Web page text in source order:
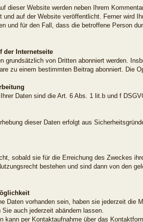
dieser Website werden neben Ihrem
und auf der Website veröffentlicht. Ferner wird
und für den Fall, dass die betroffene Person
der Internetseite
grundsätzlich von Dritten abonniert werden.
zu einem bestimmten Beitrag abonniert. Die
Daten sind die Art. 6 Abs. 1 lit.b und f
dieser Daten erfolgt aus
sobald sie für die Erreichung des Zweckes
bestehen und sind dann von den
Daten vorhanden sein, haben sie jederzeit
auch jederzeit abändern lassen.
kann per Kontaktaufnahme über das